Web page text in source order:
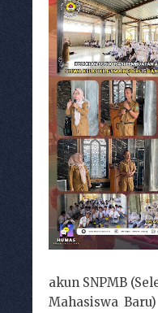
akun SNPMB
Mahasiswa